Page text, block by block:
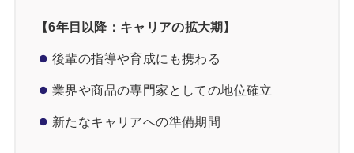
【6年目以降： キャリアの拡大期】
後輩の指導や育成にも携わる
業界や商品の専門家としての地位確立
新たなキャリアへの準備期間